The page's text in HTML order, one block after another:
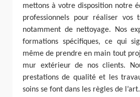
mettons à votre disposition notre
professionnels pour réaliser vos
notamment de nettoyage. Nos
formations spécifiques, ce qui
même de prendre en main tout
mur extérieur de nos clients.
prestations de qualité et les
soins se font dans les règles de l’art.